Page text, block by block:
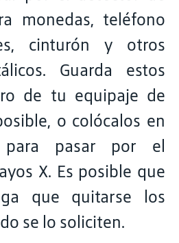
monedas, teléfono
cinturón y otros
Guarda estos
de tu equipaje de
o colócalos en
para pasar por el
X. Es posible que
que quitarse los
se lo soliciten.